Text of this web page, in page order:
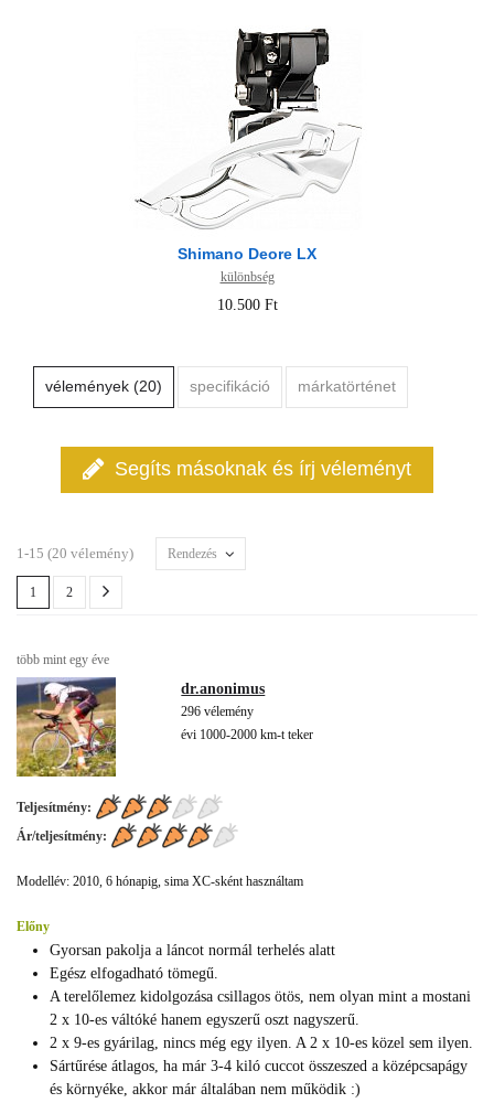
Shimano Deore LX
különbség
10.500 Ft
vélemények (20) specifikáció márkatörténet
Segíts másoknak és írj véleményt
1-15 (20 vélemény) Rendezés
1 2
több mint egy éve
dr.anonimus
296 vélemény
évi 1000-2000 km-t teker
Teljesítmény:
Ár/teljesítmény:
Modellév: 2010, 6 hónapig, sima XC-sként használtam
Előny
Gyorsan pakolja a láncot normál terhelés alatt
Egész elfogadható tömegű.
A terelőlemez kidolgozása csillagos ötös, nem olyan mint a mostani
2 x 10-es váltóké hanem egyszerű oszt nagyszerű.
2 x 9-es gyárilag, nincs még egy ilyen. A 2 x 10-es közel sem ilyen.
Sártűrése átlagos, ha már 3-4 kiló cuccot összeszed a középcsapágy
és környéke, akkor már általában nem működik :)